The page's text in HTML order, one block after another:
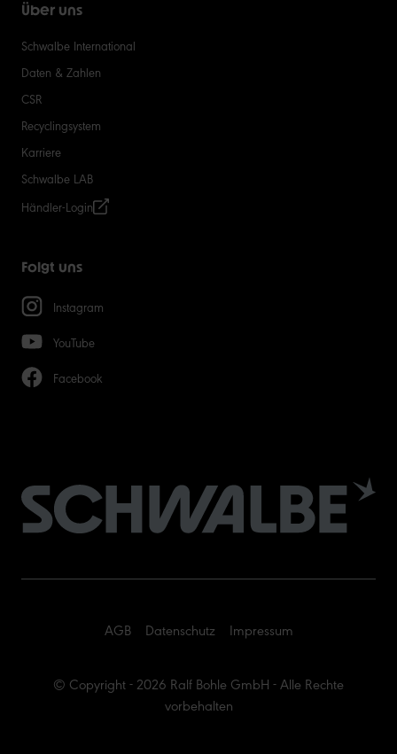
Über uns
Schwalbe International
Daten & Zahlen
CSR
Recyclingsystem
Karriere
Schwalbe LAB
Händler-Login
Folgt uns
Instagram
YouTube
Facebook
© Copyright - 2026 Ralf Bohle GmbH - Alle Rechte
vorbehalten
AGB Datenschutz Impressum